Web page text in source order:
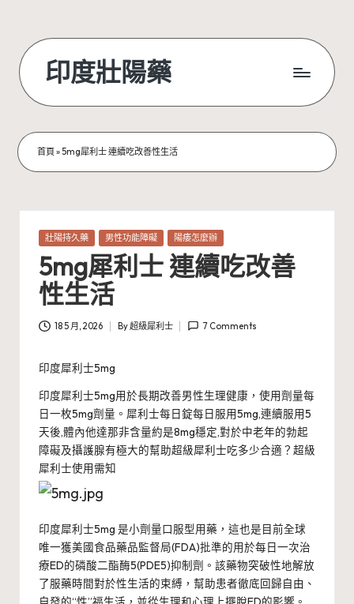
content
印度壯陽藥
首頁»5mg犀利士 連續吃改善性生活
Posted
壯陽持久藥 男性功能障礙 陽痿怎麼辦
5mg犀利士 連續吃改善
性生活
18 5 月, 2026
Posted
By超級犀利士 7 Comments
印度犀利士5mg
印度犀利士5mg用於長期改善男性生理健康，使用劑量每
日一枚5mg劑量。犀利士每日錠每日服用5mg,連續服用5
天後,體內他達那非含量約是8mg穩定,對於中老年的勃起
障礙及攝護腺有極大的幫助超級犀利士吃多少合適？超級
犀利士使用需知
印度犀利士5mg 是小劑量口服型用藥，這也是目前全球
唯一獲美國食品藥品監督局(FDA)批準的用於每日一次治
療ED的磷酸二酯酶5(PDE5)抑制劑。該藥物突破性地解放
了服藥時間對於性生活的束縛，幫助患者徹底回歸自由、